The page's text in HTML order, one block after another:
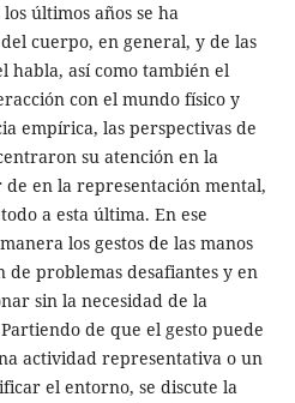
últimos años se ha
cuerpo, en general, y de las
habla, así como también el
con el mundo físico y
empírica, las perspectivas de
su atención en la
en la representación mental,
a esta última. En ese
los gestos de las manos
de problemas desafiantes y en
sin la necesidad de la
de que el gesto puede
actividad representativa o un
el entorno, se discute la